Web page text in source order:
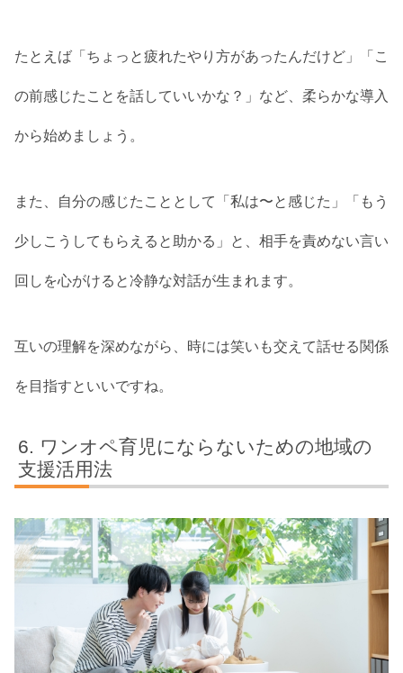
たとえば「ちょっと疲れたやり方があったんだけど」「こ
の前感じたことを話していいかな？」など、柔らかな導入
から始めましょう。
また、自分の感じたこととして「私は〜と感じた」「もう
少しこうしてもらえると助かる」と、相手を責めない言い
回しを心がけると冷静な対話が生まれます。
互いの理解を深めながら、時には笑いも交えて話せる関係
を目指すといいですね。
ワンオペ育児にならないための地域の
支援活用法